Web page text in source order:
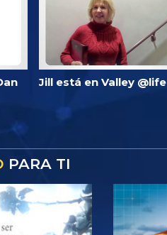
Jill está en Valley @life
PARA TI